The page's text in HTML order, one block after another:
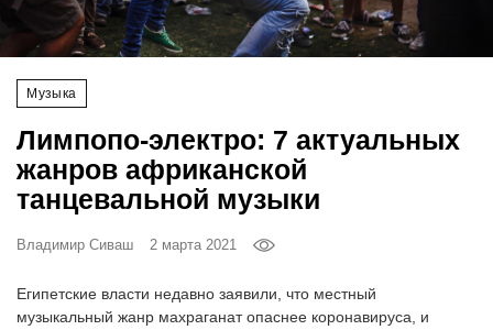
Музыка
Лимпопо-электро: 7 актуальных
жанров африканской
танцевальной музыки
Владимир Сиваш 2 марта 2021
Египетские власти недавно заявили, что местный
музыкальный жанр махраганат опаснее коронавируса, и